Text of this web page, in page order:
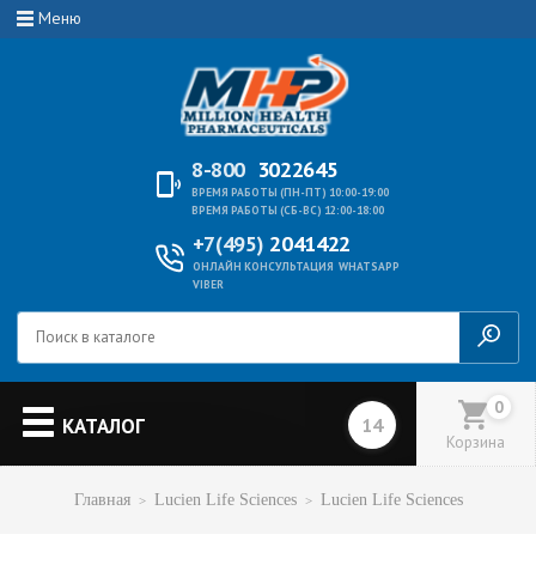
Меню
8-800 3022645
ВРЕМЯ РАБОТЫ (ПН-ПТ) 10:00-19:00
ВРЕМЯ РАБОТЫ (СБ-ВС) 12:00-18:00
+7(495) 2041422
ОНЛАЙН КОНСУЛЬТАЦИЯ WHATSAPP
VIBER
КАТАЛОГ
0
Корзина
Главная Lucien Life Sciences Lucien Life Sciences